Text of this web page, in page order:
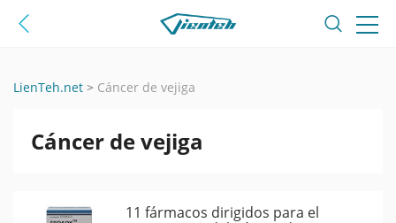
LienTeh.net > Cáncer de vejiga
Cáncer de vejiga
11 fármacos dirigidos para el